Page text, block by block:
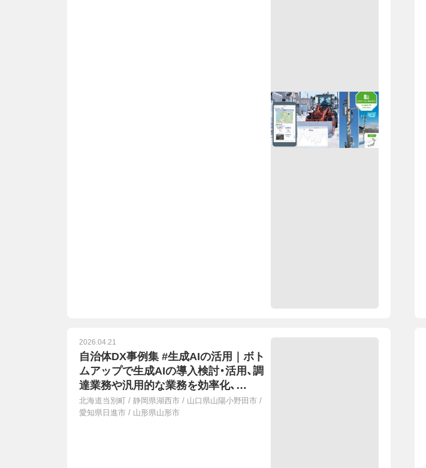
2026.04.21
自治体DX事例集 #生成AIの活用｜ボト
ムアップで生成AIの導入検討・活用、調
達業務や汎用的な業務を効率化、
LGWAN上で利用できる生成AIアプリを
共同開発・本格運用、誰でもマクロコー
北海道当別町 / 静岡県湖西市 / 山口県山陽小野田市 /
愛知県日進市 / 山形県山形市